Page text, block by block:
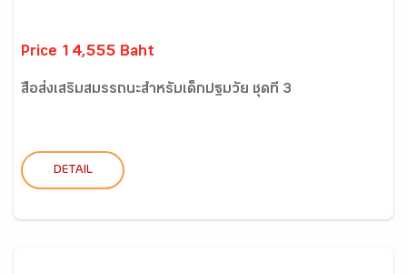
Price 14,555 Baht
สื่อส่งเสริมสมรรถนะสำหรับเด็กปฐมวัย ชุดที่ 3
DETAIL